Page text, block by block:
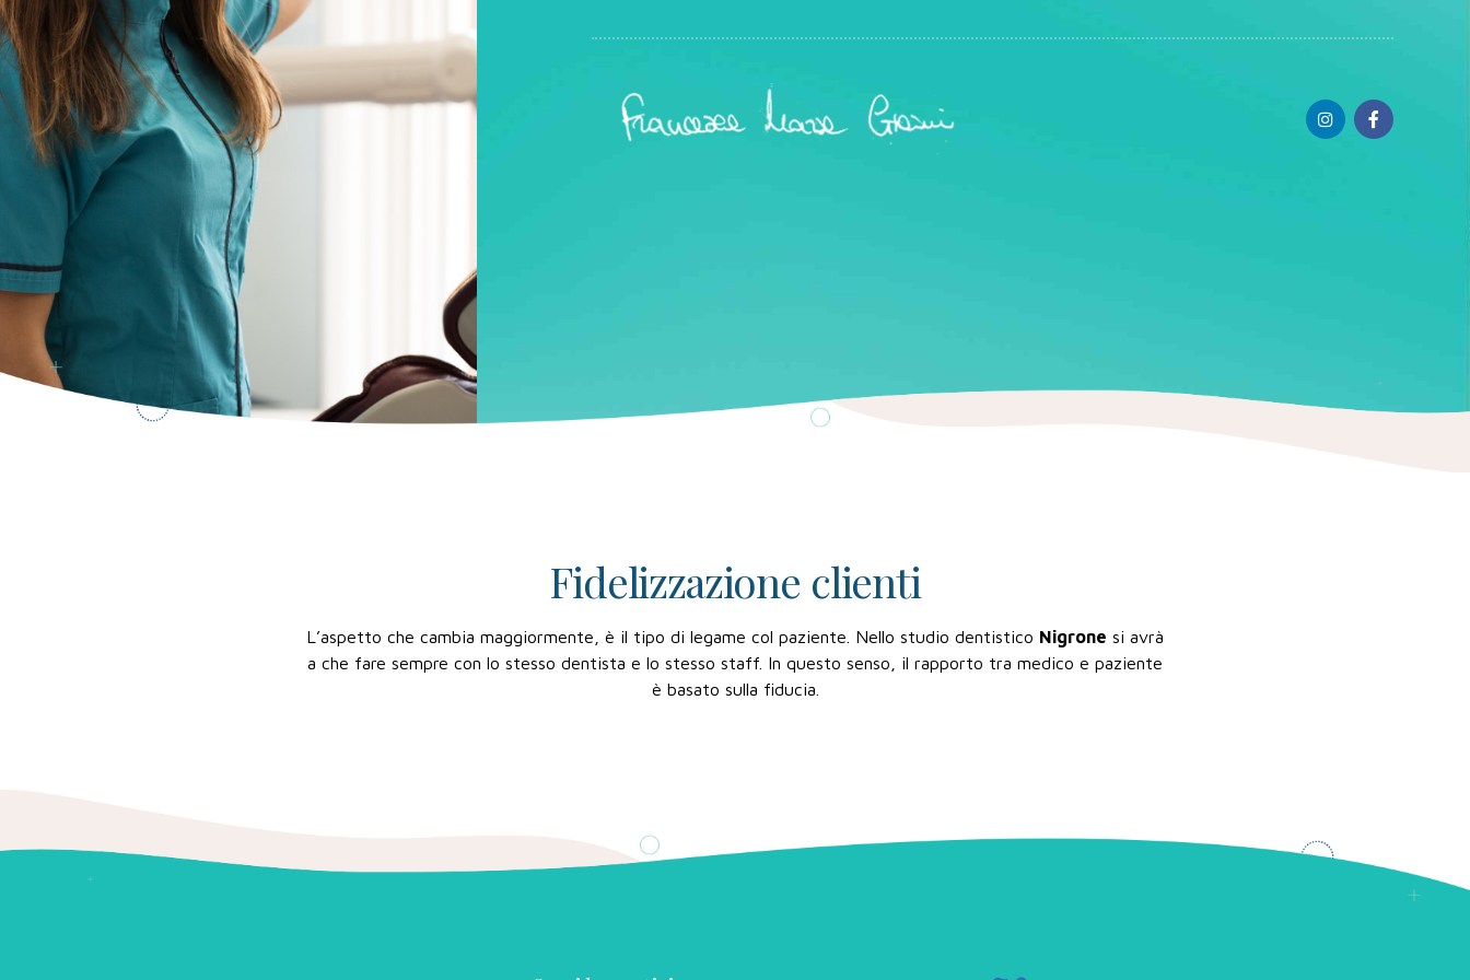
Fidelizzazione clienti
L’aspetto che cambia maggiormente, è il tipo di legame col paziente. Nello studio dentistico Nigrone si avrà
a che fare sempre con lo stesso dentista e lo stesso staff. In questo senso, il rapporto tra medico e paziente
è basato sulla fiducia.